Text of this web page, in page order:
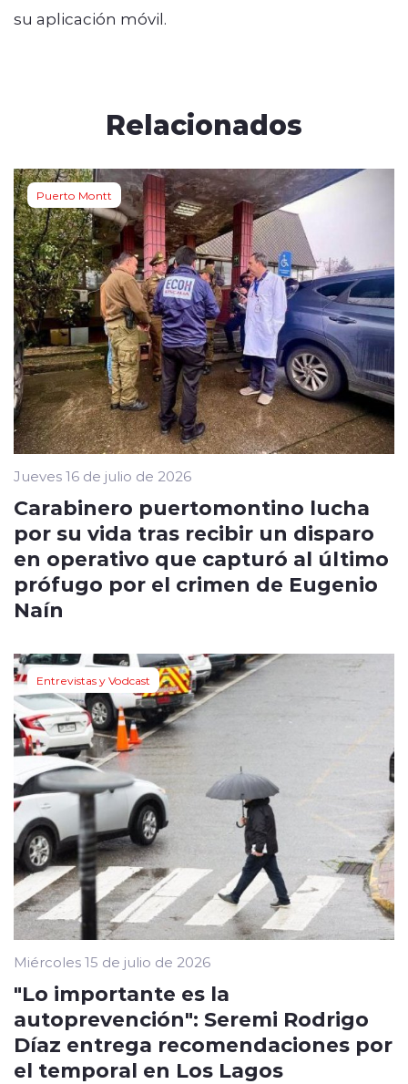
su aplicación móvil.
Relacionados
Puerto Montt
Jueves 16 de julio de 2026
Carabinero puertomontino lucha
por su vida tras recibir un disparo
en operativo que capturó al último
prófugo por el crimen de Eugenio
Naín
Entrevistas y Vodcast
Miércoles 15 de julio de 2026
"Lo importante es la
autoprevención": Seremi Rodrigo
Díaz entrega recomendaciones por
el temporal en Los Lagos